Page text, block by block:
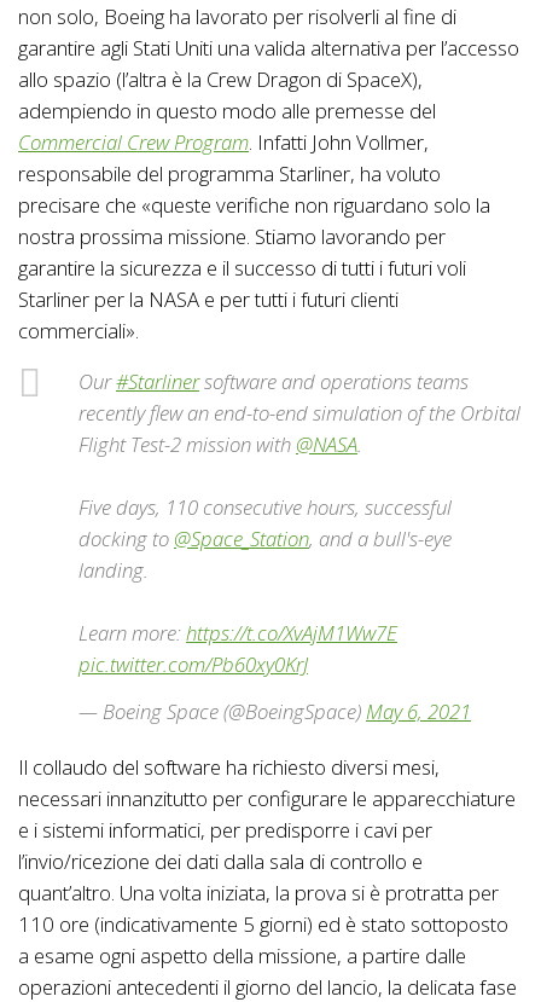
non solo, Boeing ha lavorato per risolverli al fine di
garantire agli Stati Uniti una valida alternativa per l’accesso
allo spazio (l’altra è la Crew Dragon di SpaceX),
adempiendo in questo modo alle premesse del
Commercial Crew Program. Infatti John Vollmer,
responsabile del programma Starliner, ha voluto
precisare che «queste verifiche non riguardano solo la
nostra prossima missione. Stiamo lavorando per
garantire la sicurezza e il successo di tutti i futuri voli
Starliner per la NASA e per tutti i futuri clienti
commerciali».
Our#Starlinersoftware and operations teams
recently flew an end-to-end simulation of the Orbital
Flight Test-2 mission with @NASA.
Five days, 110 consecutive hours, successful
docking to @Space_Station, and a bull's-eye
landing.
Learn more:https://t.co/XvAjM1Ww7E
pic.twitter.com/Pb60xy0KrJ
— Boeing Space (@BoeingSpace)May 6, 2021
Il collaudo del software ha richiesto diversi mesi,
necessari innanzitutto per configurare le apparecchiature
e i sistemi informatici, per predisporre i cavi per
l’invio/ricezione dei dati dalla sala di controllo e
quant’altro. Una volta iniziata, la prova si è protratta per
110 ore (indicativamente 5 giorni) ed è stato sottoposto
a esame ogni aspetto della missione, a partire dalle
operazioni antecedenti il giorno del lancio, la delicata fase